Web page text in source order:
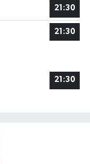
21:30
21:30
21:30